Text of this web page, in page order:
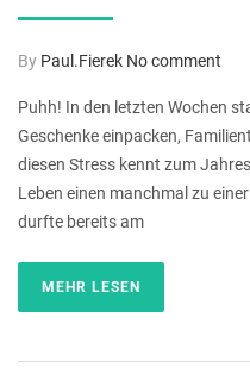
By Paul.Fierek No comment
Puhh! In den letzten Wochen
Geschenke einpacken,
diesen Stress kennt zum
Leben einen manchmal zu
durfte bereits am
MEHR LESEN